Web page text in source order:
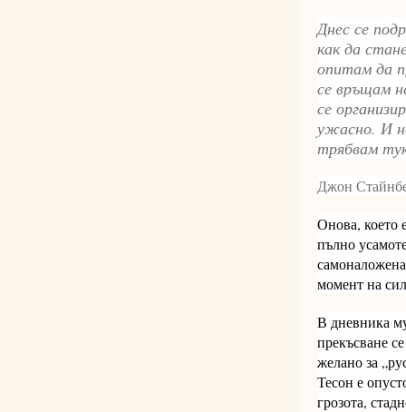
Днес се
как да
опитам да
се връщам
се
ужасно. И
трябвам
Джон
Онова, което
пълно
момент на
В дневника
прекъсване
желано за
Тесон е
грозота,